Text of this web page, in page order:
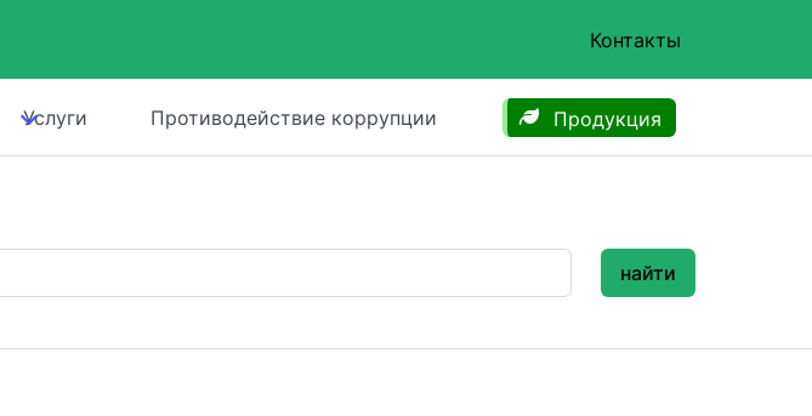
Контакты
Услуги Противодействие коррупции Продукция
найти